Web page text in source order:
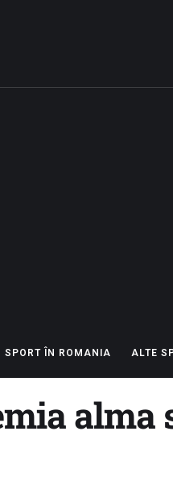
SPORT ÎN ROMANIA ALTE
alma